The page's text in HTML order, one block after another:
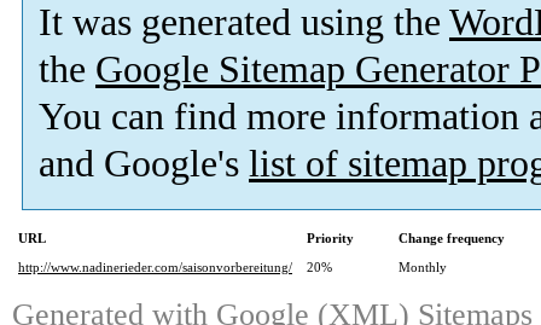
It was generated using the
the Google Sitemap Generator
You can find more information
and Google's list of sitemap
URL Priority
Change frequency
http://www.nadinerieder.com/saisonvorbereitung/
20% Monthly
Generated with Google (XML)